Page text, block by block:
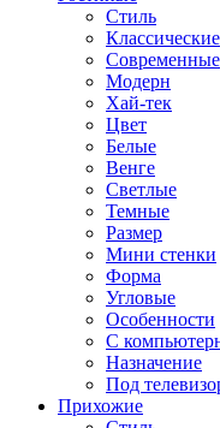
Стиль
Классические
Современные
Модерн
Хай-тек
Цвет
Белые
Венге
Светлые
Темные
Размер
Мини стенки
Форма
Угловые
Особенности
С
Назначение
Под
Прихожие